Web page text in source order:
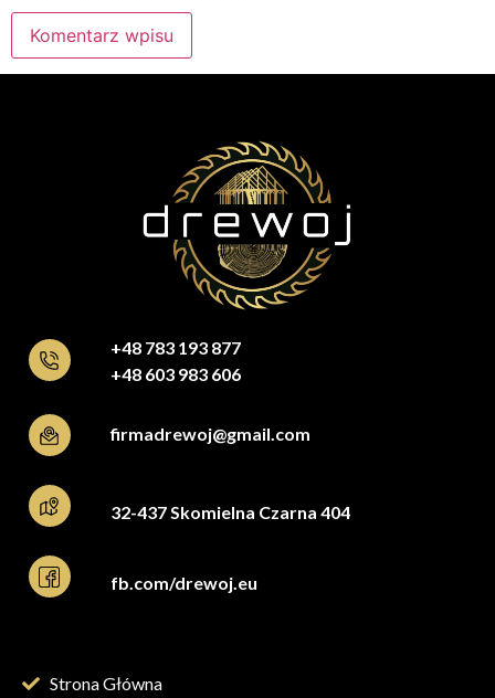
+48 783 193 877
+48 603 983 606
firmadrewoj@gmail.com
32-437 Skomielna Czarna 404
fb.com/drewoj.eu
Strona Główna